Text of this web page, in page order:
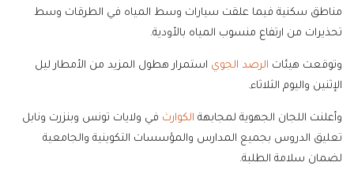
مناطق سكنية فيما علقت سيارات وسط المياه في الطرقات وسط
تحذيرات من ارتفاع منسوب المياه بالأودية.
وتوقعت هيئات الرصد الجوي استمرار هطول المزيد من الأمطار ليل
الإثنين واليوم الثلاثاء.
وأعلنت اللجان الجهوية لمجابهة الكوارث في ولايات تونس وبنزرت ونابل
تعليق الدروس بجميع المدارس والمؤسسات التكوينية والجامعية
لضمان سلامة الطلبة.